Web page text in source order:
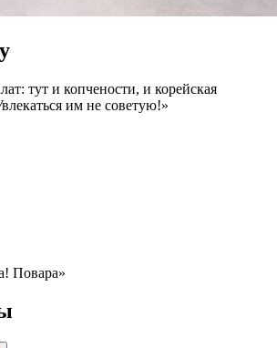
тут и копчености, и корейская
им не советую!»
Повара»